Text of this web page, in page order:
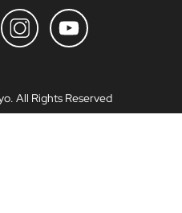
All Rights Reserved